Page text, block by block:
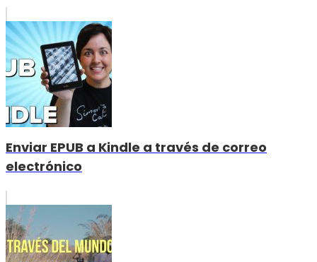
Enviar EPUB a Kindle a través de correo
electrónico